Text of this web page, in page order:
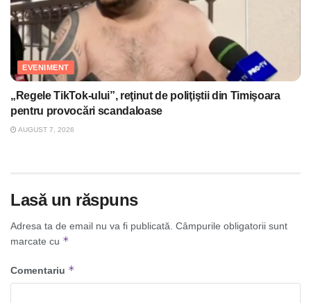
EVENIMENT
„Regele TikTok-ului”, reţinut de poliţiştii din Timişoara
pentru provocări scandaloase
AUGUST 7, 2026
Lasă un răspuns
Adresa ta de email nu va fi publicată. Câmpurile obligatorii sunt
marcate cu *
Comentariu *